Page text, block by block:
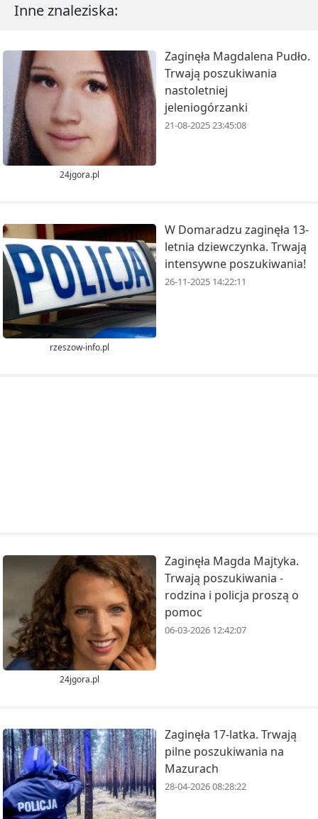
Inne znaleziska:
24jgora.pl
Zaginęła Magdalena Pudło.
Trwają poszukiwania
nastoletniej
jeleniogórzanki
21-08-2025 23:45:08
rzeszow-info.pl
W Domaradzu zaginęła 13-
letnia dziewczynka. Trwają
intensywne poszukiwania!
26-11-2025 14:22:11
24jgora.pl
Zaginęła Magda Majtyka.
Trwają poszukiwania -
rodzina i policja proszą o
pomoc
06-03-2026 12:42:07
Zaginęła 17-latka. Trwają
pilne poszukiwania na
Mazurach
28-04-2026 08:28:22